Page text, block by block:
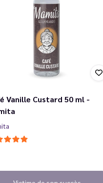
Vanille Custard 50 ml -